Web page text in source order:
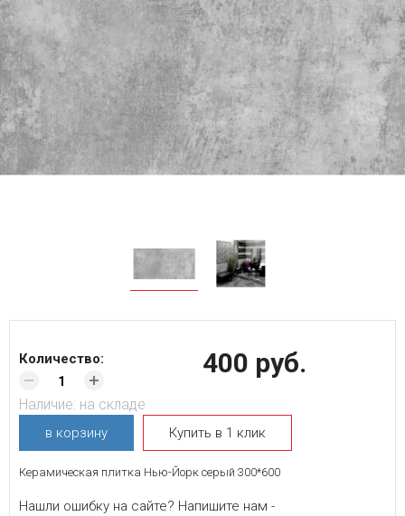
400 руб.
Количество:
Наличие: на складе
в корзину Купить в 1 клик
Керамическая плитка Нью-Йорк серый 300*600
Нашли ошибку на сайте? Напишите нам -